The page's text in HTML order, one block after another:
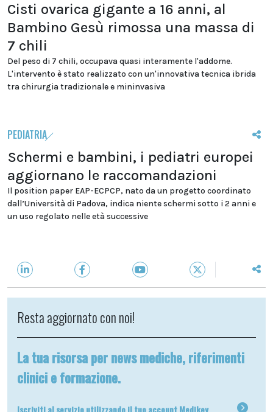
Cisti ovarica gigante a 16 anni, al
Bambino Gesù rimossa una massa di
7 chili
Del peso di 7 chili, occupava quasi interamente l'addome.
L'intervento è stato realizzato con un'innovativa tecnica ibrida
tra chirurgia tradizionale e mininvasiva
PEDIATRIA
Schermi e bambini, i pediatri europei
aggiornano le raccomandazioni
Il position paper EAP-ECPCP, nato da un progetto coordinato
dall’Università di Padova, indica niente schermi sotto i 2 anni e
un uso regolato nelle età successive
Resta aggiornato con noi!
La tua risorsa per news mediche, riferimenti
clinici e formazione.
Iscriviti al servizio utilizzando il tuo account Medikey